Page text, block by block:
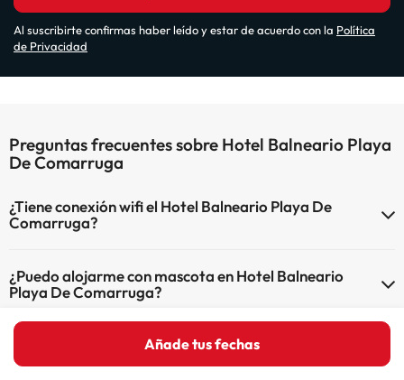
Añade tus fechas
Al suscribirte confirmas haber leído y estar de acuerdo con la Política
de Privacidad
Preguntas frecuentes sobre Hotel Balneario Playa
De Comarruga
¿Tiene conexión wifi el Hotel Balneario Playa De
Comarruga?
¿Puedo alojarme con mascota en Hotel Balneario
Playa De Comarruga?
En Hotel Balneario Playa De Comarruga no se admiten mascotas.
¿Hay piscina en Hotel Balneario Playa De Comarruga?